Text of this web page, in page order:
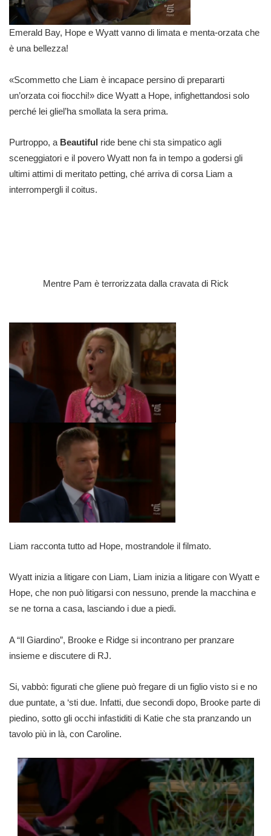
Emerald Bay, Hope e Wyatt vanno di limata e menta-orzata che
è una bellezza!
«Scommetto che Liam è incapace persino di prepararti
un’orzata coi fiocchi!» dice Wyatt a Hope, infighettandosi solo
perché lei gliel’ha smollata la sera prima.
Purtroppo, a Beautiful ride bene chi sta simpatico agli
sceneggiatori e il povero Wyatt non fa in tempo a godersi gli
ultimi attimi di meritato petting, ché arriva di corsa Liam a
interrompergli il coitus.
Mentre Pam è terrorizzata dalla cravata di Rick
Liam racconta tutto ad Hope, mostrandole il filmato.
Wyatt inizia a litigare con Liam, Liam inizia a litigare con Wyatt e
Hope, che non può litigarsi con nessuno, prende la macchina e
se ne torna a casa, lasciando i due a piedi.
A “Il Giardino”, Brooke e Ridge si incontrano per pranzare
insieme e discutere di RJ.
Si, vabbò: figurati che gliene può fregare di un figlio visto si e no
due puntate, a ‘sti due. Infatti, due secondi dopo, Brooke parte di
piedino, sotto gli occhi infastiditi di Katie che sta pranzando un
tavolo più in là, con Caroline.